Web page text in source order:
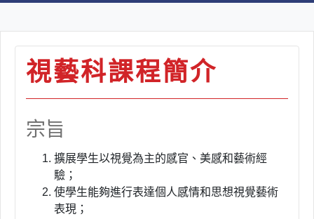
視藝科課程簡介
宗旨
擴展學生以視覺為主的感官、美感和藝術經
驗；
使學生能夠進行表達個人感情和思想視覺藝術
表現；